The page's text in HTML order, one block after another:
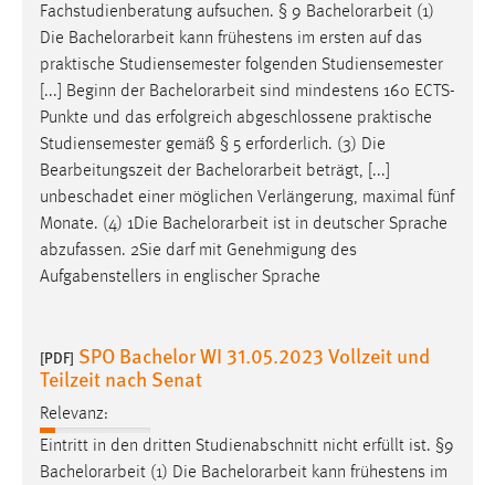
Fachstudienberatung aufsuchen. § 9 Bachelorarbeit (1)
Die Bachelorarbeit kann frühestens im ersten auf das
praktische Studiensemester folgenden Studiensemester
[...] Beginn der Bachelorarbeit sind mindestens 160 ECTS-
Punkte und das erfolgreich abgeschlossene praktische
Studiensemester gemäß § 5 erforderlich. (3) Die
Bearbeitungszeit der Bachelorarbeit beträgt, [...]
unbeschadet einer möglichen Verlängerung, maximal fünf
Monate. (4) 1Die Bachelorarbeit ist in deutscher Sprache
abzufassen. 2Sie darf mit Genehmigung des
Aufgabenstellers in englischer Sprache
[PDF] SPO Bachelor WI 31.05.2023 Vollzeit und
Teilzeit nach Senat
Relevanz:
Eintritt in den dritten Studienabschnitt nicht erfüllt ist. §9
Bachelorarbeit (1) Die Bachelorarbeit kann frühestens im